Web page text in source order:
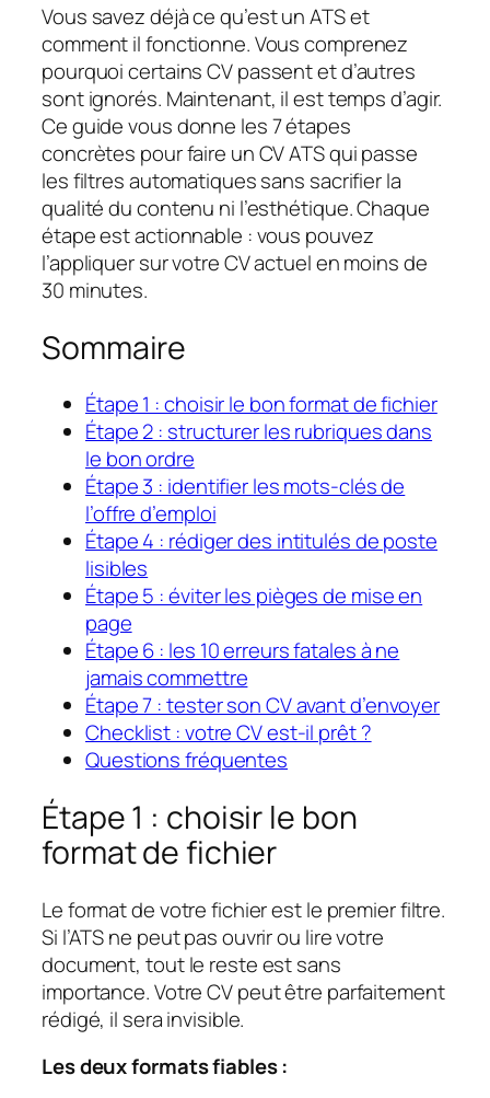
Vous savez déjà ce qu’est un ATS et
comment il fonctionne. Vous comprenez
pourquoi certains CV passent et d’autres
sont ignorés. Maintenant, il est temps d’agir.
Ce guide vous donne les 7 étapes
concrètes pour faire un CV ATS qui passe
les filtres automatiques sans sacrifier la
qualité du contenu ni l’esthétique. Chaque
étape est actionnable : vous pouvez
l’appliquer sur votre CV actuel en moins de
30 minutes.
Sommaire
Étape 1 : choisir le bon format de fichier
Étape 2 : structurer les rubriques dans
le bon ordre
Étape 3 : identifier les mots-clés de
l’offre d’emploi
Étape 4 : rédiger des intitulés de poste
lisibles
Étape 5 : éviter les pièges de mise en
page
Étape 6 : les 10 erreurs fatales à ne
jamais commettre
Étape 7 : tester son CV avant d’envoyer
Checklist : votre CV est-il prêt ?
Questions fréquentes
Étape 1 : choisir le bon
format de fichier
Le format de votre fichier est le premier filtre.
Si l’ATS ne peut pas ouvrir ou lire votre
document, tout le reste est sans
importance. Votre CV peut être parfaitement
rédigé, il sera invisible.
Les deux formats fiables :